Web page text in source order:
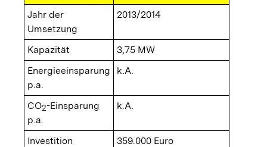
Jahr der
Umsetzung
2013/2014
Kapazität
3,75 MW
Energieeinsparung
p.a.
k.A.
CO2-Einsparung
p.a.
k.A.
Investition
359.000 Euro